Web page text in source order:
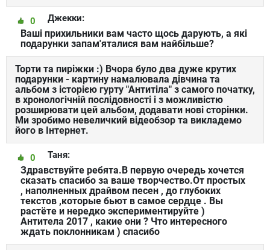
Джекки:
0
Ваші прихильники вам часто щось дарують, а які
подарунки запам'яталися вам найбільше?
Торти та пиріжки :) Вчора було два дуже крутих
подарунки - картину намалювала дівчина та
альбом з історією гурту "Антитіла" з самого початку,
в хронологічній послідовності і з можливістю
розширювати цей альбом, додавати нові сторінки.
Ми зробимо невеличкий відеобзор та викладемо
його в Інтернет.
Таня:
0
Здравствуйте ребята.В первую очередь хочется
сказать спасибо за ваше творчество.От простых
, наполненных драйвом песен , до глубоких
текстов ,которые бьют в самое сердце . Вы
растёте и нередко экспериментируйте )
Антитела 2017 , какие они ? Что интересного
ждать поклонникам ) спасибо